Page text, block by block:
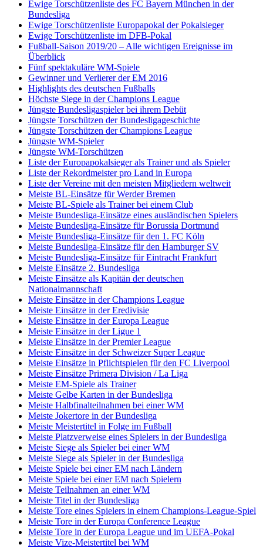
Ewige Torschützenliste des FC Bayern München in der
Bundesliga
Ewige Torschützenliste Europapokal der Pokalsieger
Ewige Torschützenliste im DFB-Pokal
Fußball-Saison 2019/20 – Alle wichtigen Ereignisse im
Überblick
Fünf spektakuläre WM-Spiele
Gewinner und Verlierer der EM 2016
Highlights des deutschen Fußballs
Höchste Siege in der Champions League
Jüngste Bundesligaspieler bei ihrem Debüt
Jüngste Torschützen der Bundesligageschichte
Jüngste Torschützen der Champions League
Jüngste WM-Spieler
Jüngste WM-Torschützen
Liste der Europapokalsieger als Trainer und als Spieler
Liste der Rekordmeister pro Land in Europa
Liste der Vereine mit den meisten Mitgliedern weltweit
Meiste BL-Einsätze für Werder Bremen
Meiste BL-Spiele als Trainer bei einem Club
Meiste Bundesliga-Einsätze eines ausländischen Spielers
Meiste Bundesliga-Einsätze für Borussia Dortmund
Meiste Bundesliga-Einsätze für den 1. FC Köln
Meiste Bundesliga-Einsätze für den Hamburger SV
Meiste Bundesliga-Einsätze für Eintracht Frankfurt
Meiste Einsätze 2. Bundesliga
Meiste Einsätze als Kapitän der deutschen
Nationalmannschaft
Meiste Einsätze in der Champions League
Meiste Einsätze in der Eredivisie
Meiste Einsätze in der Europa League
Meiste Einsätze in der Ligue 1
Meiste Einsätze in der Premier League
Meiste Einsätze in der Schweizer Super League
Meiste Einsätze in Pflichtspielen für den FC Liverpool
Meiste Einsätze Primera Division / La Liga
Meiste EM-Spiele als Trainer
Meiste Gelbe Karten in der Bundesliga
Meiste Halbfinalteilnahmen bei einer WM
Meiste Jokertore in der Bundesliga
Meiste Meistertitel in Folge im Fußball
Meiste Platzverweise eines Spielers in der Bundesliga
Meiste Siege als Spieler bei einer WM
Meiste Siege als Spieler in der Bundesliga
Meiste Spiele bei einer EM nach Ländern
Meiste Spiele bei einer EM nach Spielern
Meiste Teilnahmen an einer WM
Meiste Titel in der Bundesliga
Meiste Tore eines Spielers in einem Champions-League-Spiel
Meiste Tore in der Europa Conference League
Meiste Tore in der Europa League und im UEFA-Pokal
Meiste Vize-Meistertitel bei WM